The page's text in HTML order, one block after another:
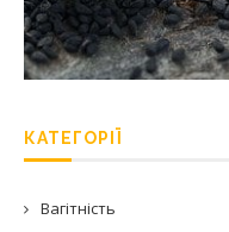
КАТЕГОРІЇ
Вагітність